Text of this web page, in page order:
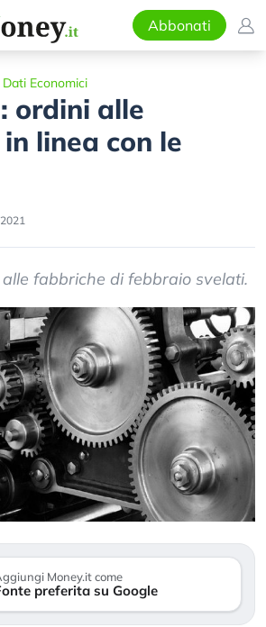
Abbonati
Dati Economici
ordini alle
linea con le
fabbriche di febbraio svelati.
Money.it come
preferita su Google